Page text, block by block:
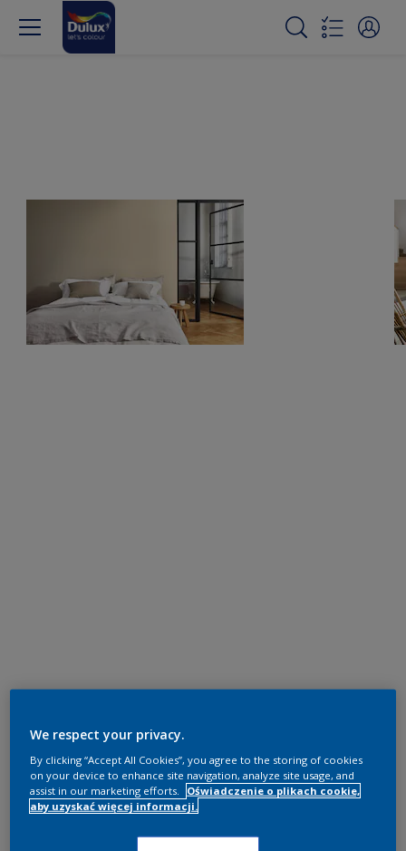
We respect your privacy.
By clicking “Accept All Cookies”, you agree to the storing of cookies
on your device to enhance site navigation, analyze site usage, and
assist in our marketing efforts.
Oświadczenie o plikach cookie,
aby uzyskać więcej informacji.